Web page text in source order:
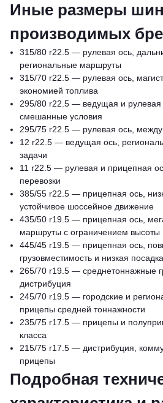
Иные размеры
производимых
315/80 r22.5 — рулевая ось,
региональные маршруты
315/70 r22.5 — рулевая ось,
экономией топлива
295/80 r22.5 — ведущая и рулевая
смешанные условия
295/75 r22.5 — рулевая ось,
12 r22.5 — ведущая ось,
задачи
11 r22.5 — рулевая и прицепная
перевозки
385/55 r22.5 — прицепная ось,
устойчивое шоссейное движение
435/50 r19.5 — прицепная ось,
маршруты с ограничением высоты
445/45 r19.5 — прицепная ось,
грузовместимость и низкая посадка
265/70 r19.5 — среднетоннажные
дистрибуция
245/70 r19.5 — городские и
прицепы средней тоннажности
235/75 r17.5 — прицепы и
класса
215/75 r17.5 — дистрибуция,
прицепы
Подробная